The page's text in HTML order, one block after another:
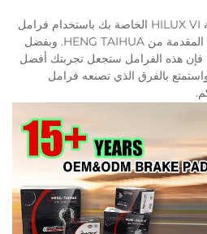
قم بترقية نظام الفرامل لشاحنة HILUX VI الخاصة بك باستخدام فرامل
السيراميك الخلفية عالية الجودة المقدمة من HENG TAIHUA. وبفضل
فإن هذه الفرامل ستجعل تجربتك أفضل
بالفرق الذي تصنعه فرامل